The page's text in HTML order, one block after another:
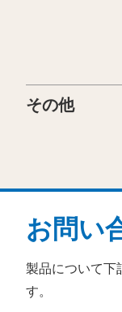
その他
お問い
製品について下
す。